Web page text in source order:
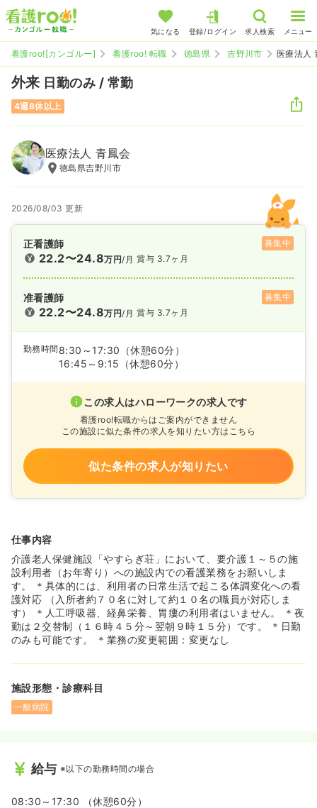
気になる 登録/ログイン 求人検索 メニュー
看護roo![カンゴルー] 看護roo! 転職 徳島県 吉野川市 医療法人
外来 日勤のみ / 常勤
4週8休以上
医療法人 青鳳会
徳島県吉野川市
2026/08/03 更新
正看護師 募集中
22.2〜24.8万円/月 賞与 3.7ヶ月
准看護師 募集中
22.2〜24.8万円/月 賞与 3.7ヶ月
勤務時間 8:30～17:30
（休憩60分）
16:45～9:15
（休憩60分）
この求人はハローワークの求人です
看護roo!転職からはご案内ができません
この施設に似た条件の求人を知りたい方はこちら
似た条件の求人が知りたい
仕事内容
介護老人保健施設「やすらぎ荘」において、要介護１～５の施
設利用者（お年寄り）への施設内での看護業務をお願いしま
す。 ＊具体的には、利用者の日常生活で起こる体調変化への看
護対応 （入所者約７０名に対して約１０名の職員が対応しま
す） ＊人工呼吸器、経鼻栄養、胃瘻の利用者はいません。 ＊夜
勤は２交替制（１６時４５分～翌朝９時１５分）です。 ＊日勤
のみも可能です。 ＊業務の変更範囲：変更なし
施設形態・診療科目
一般病院
給与 ※以下の勤務時間の場合
08:30～17:30 （休憩60分）